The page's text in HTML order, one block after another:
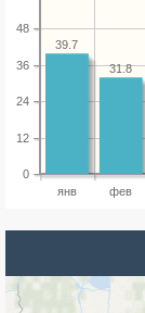
янв фев
0
12
24
36
48
31.8
39.7